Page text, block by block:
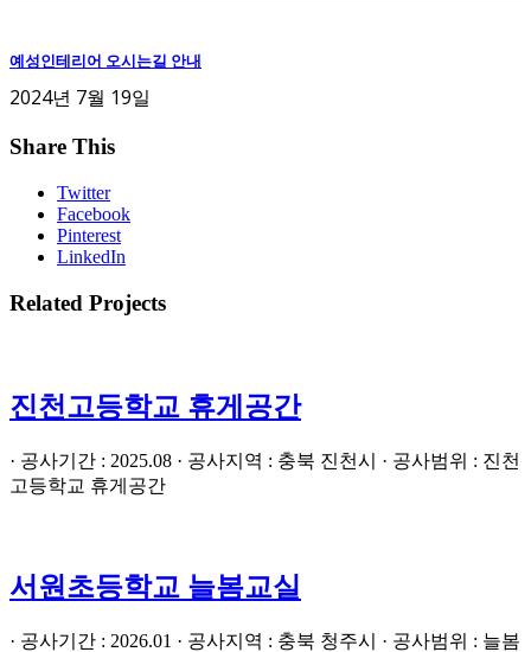
예성인테리어 오시는길 안내
2024년 7월 19일
Share This
Twitter
Facebook
Pinterest
LinkedIn
Related Projects
진천고등학교 휴게공간
· 공사기간 : 2025.08 · 공사지역 : 충북 진천시 · 공사범위 : 진천
고등학교 휴게공간
서원초등학교 늘봄교실
· 공사기간 : 2026.01 · 공사지역 : 충북 청주시 · 공사범위 : 늘봄